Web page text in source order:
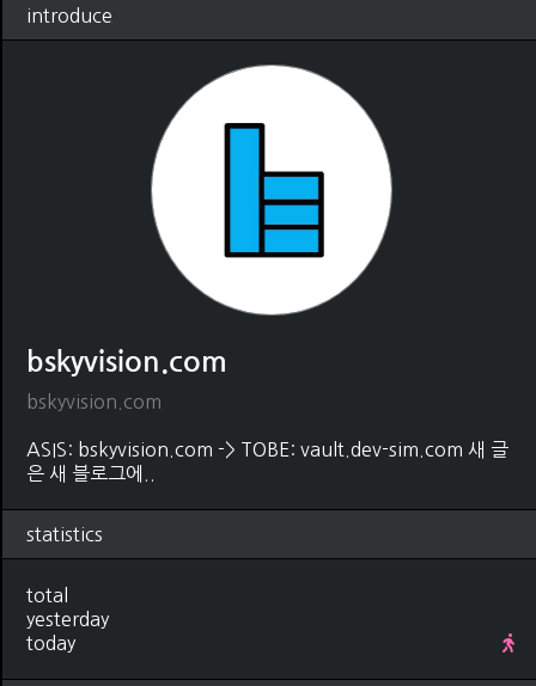
introduce
bskyvision.com
bskyvision.com
ASIS: bskyvision.com -> TOBE: vault.dev-sim.com 새 글
은 새 블로그에..
statistics
total
yesterday
today